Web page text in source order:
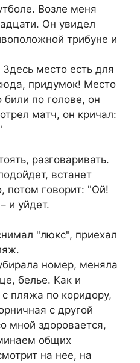
Возле меня
Он увидел
трибуне и
место есть для
придумок! Место
по голове, он
матч, он кричал:
разговаривать.
встанет
потом говорит: "Ой!
и уйдет.
"люкс", приехал
номер, меняла
белье. Как и
пляжа по коридору,
с другой
мной здоровается,
общих
на нее, на